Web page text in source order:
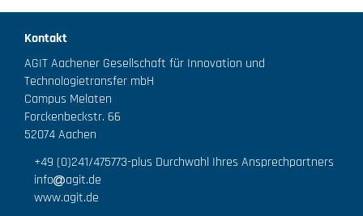
Kontakt
AGIT Aachener Gesellschaft für Innovation und
Technologietransfer mbH
Campus Melaten
Forckenbeckstr. 66
52074 Aachen
+49 (0)241/475773-plus Durchwahl Ihres Ansprechpartners
info
agit.de
www.agit.de